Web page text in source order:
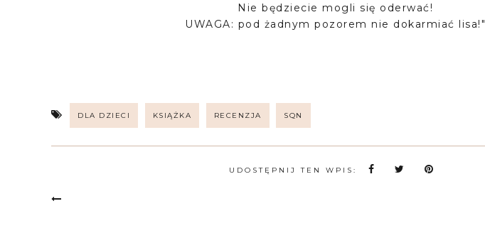
Nie będziecie mogli się oderwać!
UWAGA: pod żadnym pozorem nie dokarmiać lisa!"
DLA DZIECI KSIĄŻKA RECENZJA SQN
UDOSTĘPNIJ TEN WPIS: